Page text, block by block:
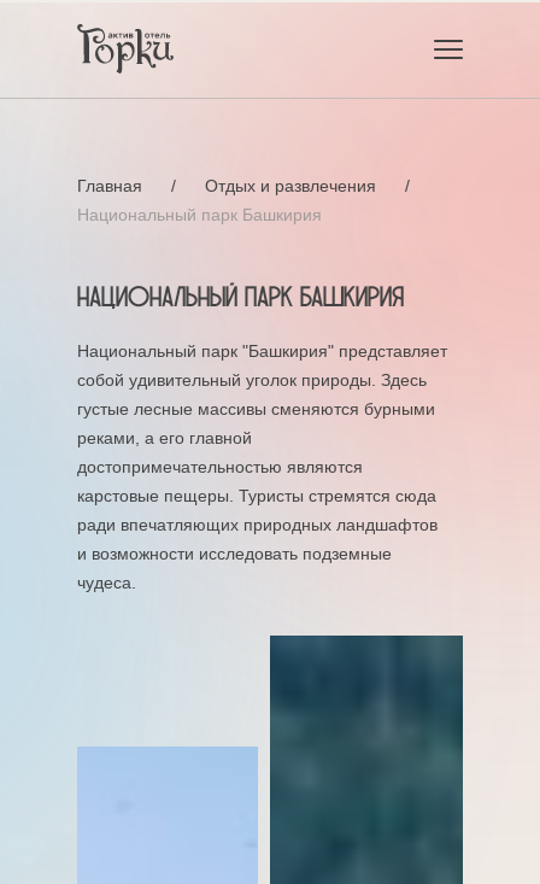
Главная / Отдых и развлечения
/
Национальный парк Башкирия
Национальный парк Башкирия
Национальный парк "Башкирия" представляет
собой удивительный уголок природы. Здесь
густые лесные массивы сменяются бурными
реками, а его главной
достопримечательностью являются
карстовые пещеры. Туристы стремятся сюда
ради впечатляющих природных ландшафтов
и возможности исследовать подземные
чудеса.